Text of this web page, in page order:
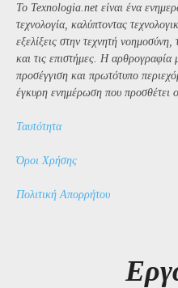
Το Texnologia.net είναι ένα
τεχνολογία, καλύπτοντας
εξελίξεις στην τεχνητή
και τις επιστήμες. Η αρθρογραφία
προσέγγιση και πρωτότυπο
έγκυρη ενημέρωση που προσθέτει
Ταυτότητα
Όροι Χρήσης
Πολιτική Απορρήτου